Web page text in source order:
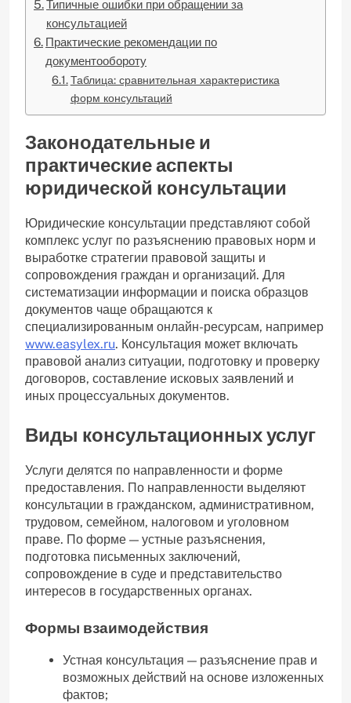
Типичные ошибки при обращении за
консультацией
Практические рекомендации по
документообороту
Таблица: сравнительная характеристика
форм консультаций
Законодательные и
практические аспекты
юридической консультации
Юридические консультации представляют собой
комплекс услуг по разъяснению правовых норм и
выработке стратегии правовой защиты и
сопровождения граждан и организаций. Для
систематизации информации и поиска образцов
документов чаще обращаются к
специализированным онлайн-ресурсам, например
www.easylex.ru. Консультация может включать
правовой анализ ситуации, подготовку и проверку
договоров, составление исковых заявлений и
иных процессуальных документов.
Виды консультационных услуг
Услуги делятся по направленности и форме
предоставления. По направленности выделяют
консультации в гражданском, административном,
трудовом, семейном, налоговом и уголовном
праве. По форме — устные разъяснения,
подготовка письменных заключений,
сопровождение в суде и представительство
интересов в государственных органах.
Формы взаимодействия
Устная консультация — разъяснение прав и
возможных действий на основе изложенных
фактов;